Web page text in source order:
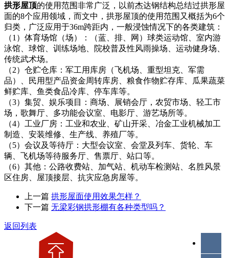
拱形屋顶的使用范围非常广泛，以前杰达钢结构总结过拱形屋
面的8个应用领域，而文中，拱形屋顶的使用范围又概括为6个
归类，广泛应用于36m跨距内，一般浸蚀情况下的各类建筑：
（1）体育场馆（场）：（蓝、排、网）球类运动馆、室内游
泳馆、球馆、训练场地、院校普及性风雨操场、运动健身场、
传统武术场。
（2）仓贮仓库：军工用库房（飞机场、重型坦克、军需
品）、民用型产品资金周转库房、粮食作物贮存库、瓜果蔬菜
鲜贮库、鱼类食品冷库、停车库等。
（3）集贸、娱乐项目：商场、展销会厅，农贸市场、轻工市
场，歌舞厅、多功能会议室、电影厅、游艺场所等。
（4）工业厂房：工业和农业、矿山开采、冶金工业机械加工
制造、安装维修、生产线、养殖厂等。
（5）会议及等待厅：大型会议室、会堂及列车、货轮、车
辆、飞机场等待服务厅、售票厅、站口等。
（6）其他：公路收费站、加气站、机动车检测站、名胜风景
区住房、屋顶接层、抗灾应急房屋等。
上一篇 拱形屋面使用效果怎样？
下一篇 无梁彩钢拱形棚有各种类型吗？
返回列表